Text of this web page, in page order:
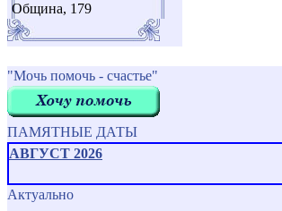
Община, 179
"Мочь помочь - счастье"
ПАМЯТНЫЕ ДАТЫ
АВГУСТ 2026
Актуально